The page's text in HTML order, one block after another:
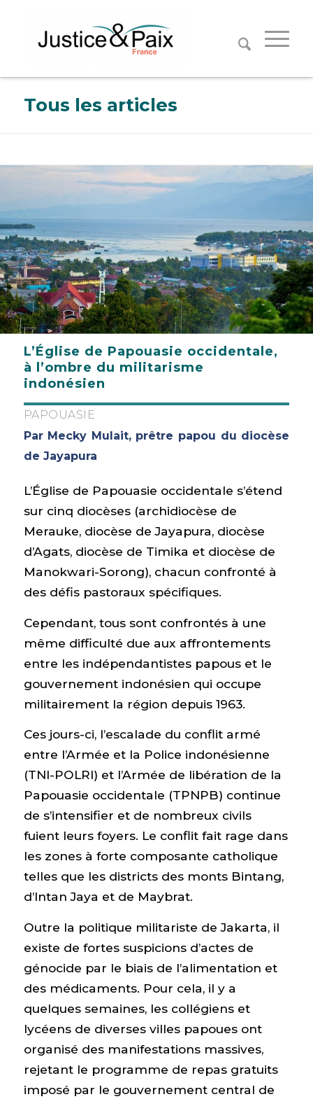
Tous les articles
L’Église de Papouasie occidentale,
à l’ombre du militarisme
indonésien
PAPOUASIE
Par Mecky Mulait, prêtre papou du diocèse
de Jayapura
L’Église de Papouasie occidentale s’étend
sur cinq diocèses (archidiocèse de
Merauke, diocèse de Jayapura, diocèse
d’Agats, diocèse de Timika et diocèse de
Manokwari-Sorong), chacun confronté à
des défis pastoraux spécifiques.
Cependant, tous sont confrontés à une
même difficulté due aux affrontements
entre les indépendantistes papous et le
gouvernement indonésien qui occupe
militairement la région depuis 1963.
Ces jours-ci, l’escalade du conflit armé
entre l’Armée et la Police indonésienne
(TNI-POLRI) et l’Armée de libération de la
Papouasie occidentale (TPNPB) continue
de s’intensifier et de nombreux civils
fuient leurs foyers. Le conflit fait rage dans
les zones à forte composante catholique
telles que les districts des monts Bintang,
d’Intan Jaya et de Maybrat.
Outre la politique militariste de Jakarta, il
existe de fortes suspicions d’actes de
génocide par le biais de l’alimentation et
des médicaments. Pour cela, il y a
quelques semaines, les collégiens et
lycéens de diverses villes papoues ont
organisé des manifestations massives,
rejetant le programme de repas gratuits
imposé par le gouvernement central de